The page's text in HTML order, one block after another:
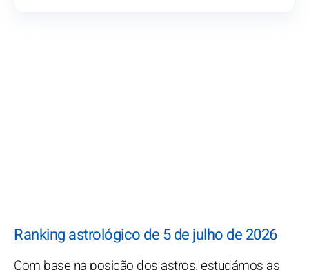
Ranking astrológico de 5 de julho de 2026
Com base na posição dos astros, estudámos as